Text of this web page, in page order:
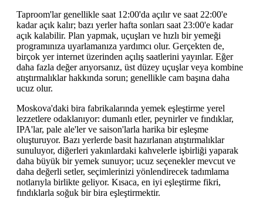
Taproom'lar genellikle saat 12:00'da açılır ve saat 22:00'e
kadar açık kalır; bazı yerler hafta sonları saat 23:00'e kadar
açık kalabilir. Plan yapmak, uçuşları ve hızlı bir yemeği
programınıza uyarlamanıza yardımcı olur. Gerçekten de,
birçok yer internet üzerinden açılış saatlerini yayınlar. Eğer
daha fazla değer arıyorsanız, üst düzey uçuşlar veya kombine
atıştırmalıklar hakkında sorun; genellikle cam başına daha
ucuz olur.
Moskova'daki bira fabrikalarında yemek eşleştirme yerel
lezzetlere odaklanıyor: dumanlı etler, peynirler ve fındıklar,
IPA'lar, pale ale'ler ve saison'larla harika bir eşleşme
oluşturuyor. Bazı yerlerde basit hazırlanan atıştırmalıklar
sunuluyor, diğerleri yakınlardaki kahvelerle işbirliği yaparak
daha büyük bir yemek sunuyor; ucuz seçenekler mevcut ve
daha değerli setler, seçimlerinizi yönlendirecek tadımlama
notlarıyla birlikte geliyor. Kısaca, en iyi eşleştirme fikri,
fındıklarla soğuk bir bira eşleştirmektir.